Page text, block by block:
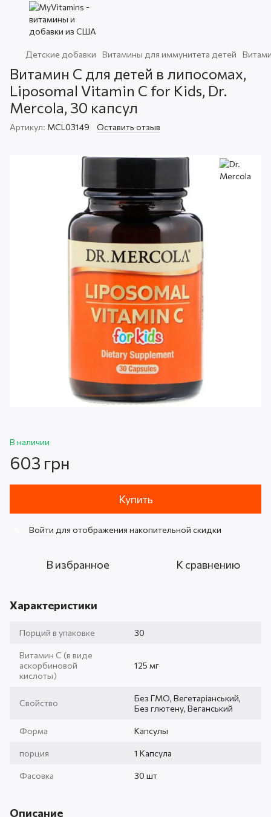
Детские добавки Витамины для иммунитета детей
Витамин C для детей в липосомах,
Liposomal Vitamin C for Kids, Dr.
Mercola, 30 капсул
Артикул: MCL03149 Оставить отзыв
В наличии
603 грн
Купить
Войти для отображения накопительной скидки
В избранное К сравнению
Характеристики
Порций в упаковке 30
Витамин С (в виде
аскорбиновой
кислоты)
125 мг
Свойство
Без ГМО, Вегетаріанський,
Без глютену, Веганський
Форма Капсулы
порция 1 Капсула
Фасовка 30 шт
Описание